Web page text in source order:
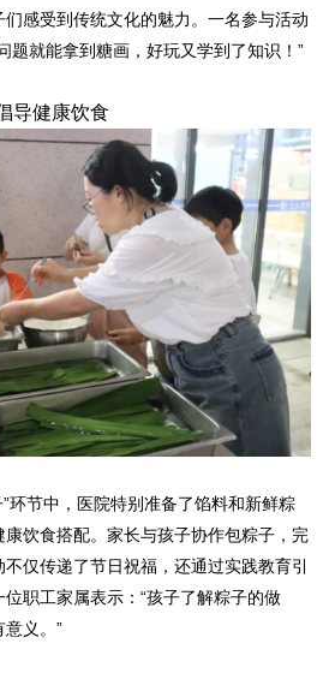
感受到传统文化的魅力。一名参与活动
题就能拿到糖画，好玩又学到了知识！”
导健康饮食
环节中，医院特别准备了馅料和新鲜粽
饮食搭配。家长与孩子协作包粽子，完
仅传递了节日祝福，还通过实践教育引
职工家属表示：“孩子了解粽子的做
义。”